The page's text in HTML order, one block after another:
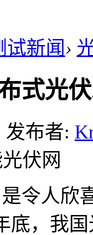
试新闻›
式光
发布者:
伏网
是令人欣
底，我